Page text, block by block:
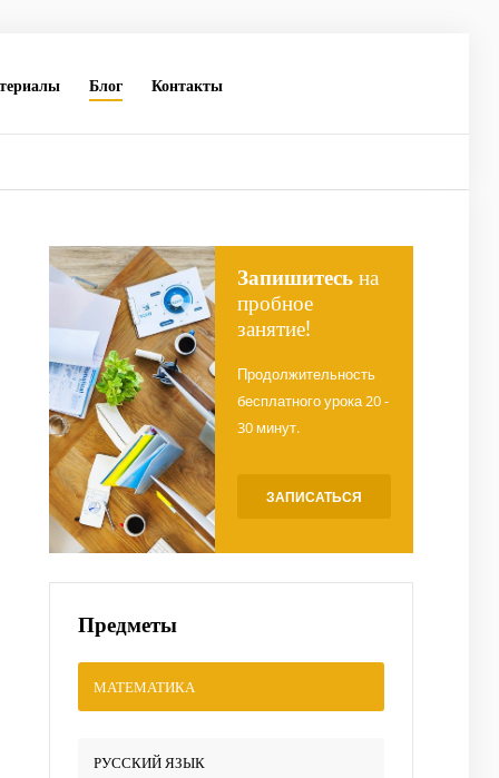
Блог Контакты
Запишитесьна
пробное
занятие!
Продолжительность
бесплатного урока 20 -
30 минут.
ЗАПИСАТЬСЯ
Предметы
МАТЕМАТИКА
РУССКИЙ ЯЗЫК